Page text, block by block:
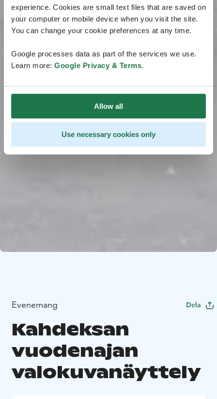
experience. Cookies are small text files that are saved on
your computer or mobile device when you visit the site.
You can change your cookie preferences at any time.
Google processes data as part of the services we use.
Learn more: Google Privacy & Terms.
Allow all
Use necessary cookies only
Evenemang Dela
Kahdeksan
vuodenajan
valokuvanäyttely